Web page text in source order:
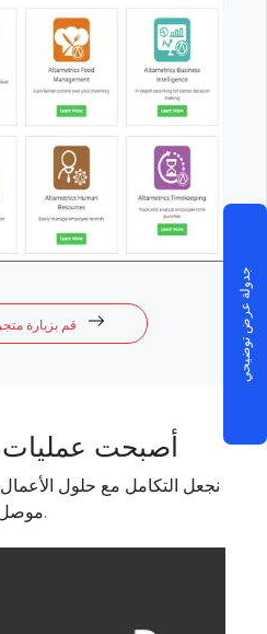
أصبحت عمليات
نجعل التكامل مع حلول
موصل.
جدولة عرض توضيحي